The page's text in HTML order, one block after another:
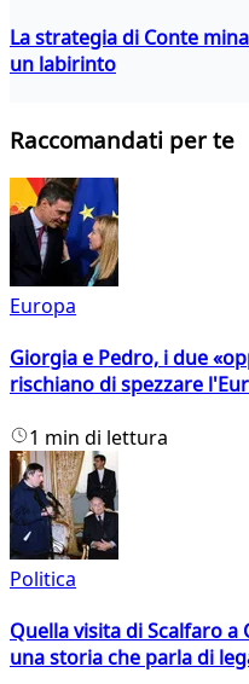
La strategia di Conte
un labirinto
Raccomandati per te
Europa
Giorgia e Pedro, i due
rischiano di spezzare
1 min di lettura
Politica
Quella visita di Scalfaro
una storia che parla di